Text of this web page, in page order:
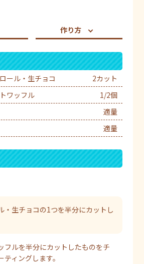
作り方
ール・生チョコ
2カット
ワッフル
1/2個
適量
適量
生チョコの1つを半分にカットし
ルを半分にカットしたものをチ
ィングします。